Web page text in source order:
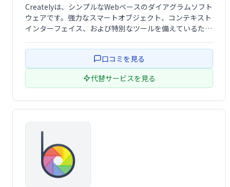
Createlyは、シンプルなWebベースのダイアグラムソフト
ウェアです。強力なスマートオブジェクト、コンテキスト
インターフェイス、および特別なツールを備えているた
うな他のソフトウェアと比べて、ユーザーは …
口コミを見る
代替サービスを見る